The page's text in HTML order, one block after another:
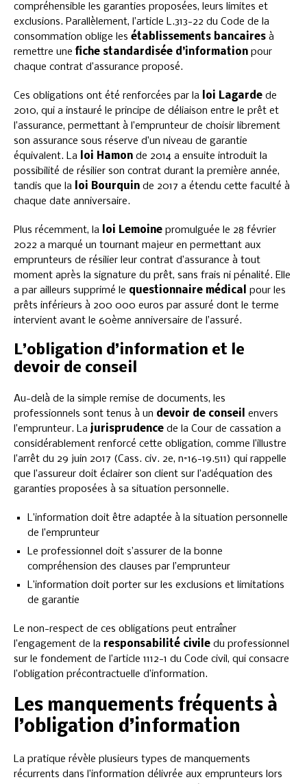
compréhensible les garanties proposées, leurs limites et
exclusions. Parallèlement, l’article L.313-22 du Code de la
consommation oblige les établissements bancaires à
remettre unefiche standardisée d’information pour
chaque contrat d’assurance proposé.
Ces obligations ont été renforcées par la loi Lagarde de
2010, qui a instauré le principe de déliaison entre le prêt et
l’assurance, permettant à l’emprunteur de choisir librement
son assurance sous réserve d’un niveau de garantie
équivalent. La
loi Hamon de 2014 a ensuite introduit la
possibilité de résilier son contrat durant la première année,
tandis que la
loi Bourquin de 2017 a étendu cette faculté à
chaque date anniversaire.
Plus récemment, la loi Lemoine promulguée le 28 février
2022 a marqué un tournant majeur en permettant aux
emprunteurs de résilier leur contrat d’assurance à tout
moment après la signature du prêt, sans frais ni pénalité. Elle
a par ailleurs supprimé le questionnaire médical
pour les
prêts inférieurs à 200 000 euros par assuré dont le terme
intervient avant le 60ème anniversaire de l’assuré.
L’obligation d’information et le
devoir de conseil
Au-delà de la simple remise de documents, les
professionnels sont tenus à un devoir de conseil
envers
l’emprunteur. La jurisprudence de la Cour de cassation a
considérablement renforcé cette obligation, comme l’illustre
l’arrêt du 29 juin 2017 (Cass. civ. 2e, n°16-19.511) qui rappelle
que l’assureur doit éclairer son client sur l’adéquation des
garanties proposées à sa situation personnelle.
L’information doit être adaptée à la situation personnelle
de l’emprunteur
Le professionnel doit s’assurer de la bonne
compréhension des clauses par l’emprunteur
L’information doit porter sur les exclusions et limitations
de garantie
Le non-respect de ces obligations peut entraîner
l’engagement de la responsabilité civile du professionnel
sur le fondement de l’article 1112-1 du Code civil, qui consacre
l’obligation précontractuelle d’information.
Les manquements fréquents à
l’obligation d’information
La pratique révèle plusieurs types de manquements
récurrents dans l’information délivrée aux emprunteurs lors